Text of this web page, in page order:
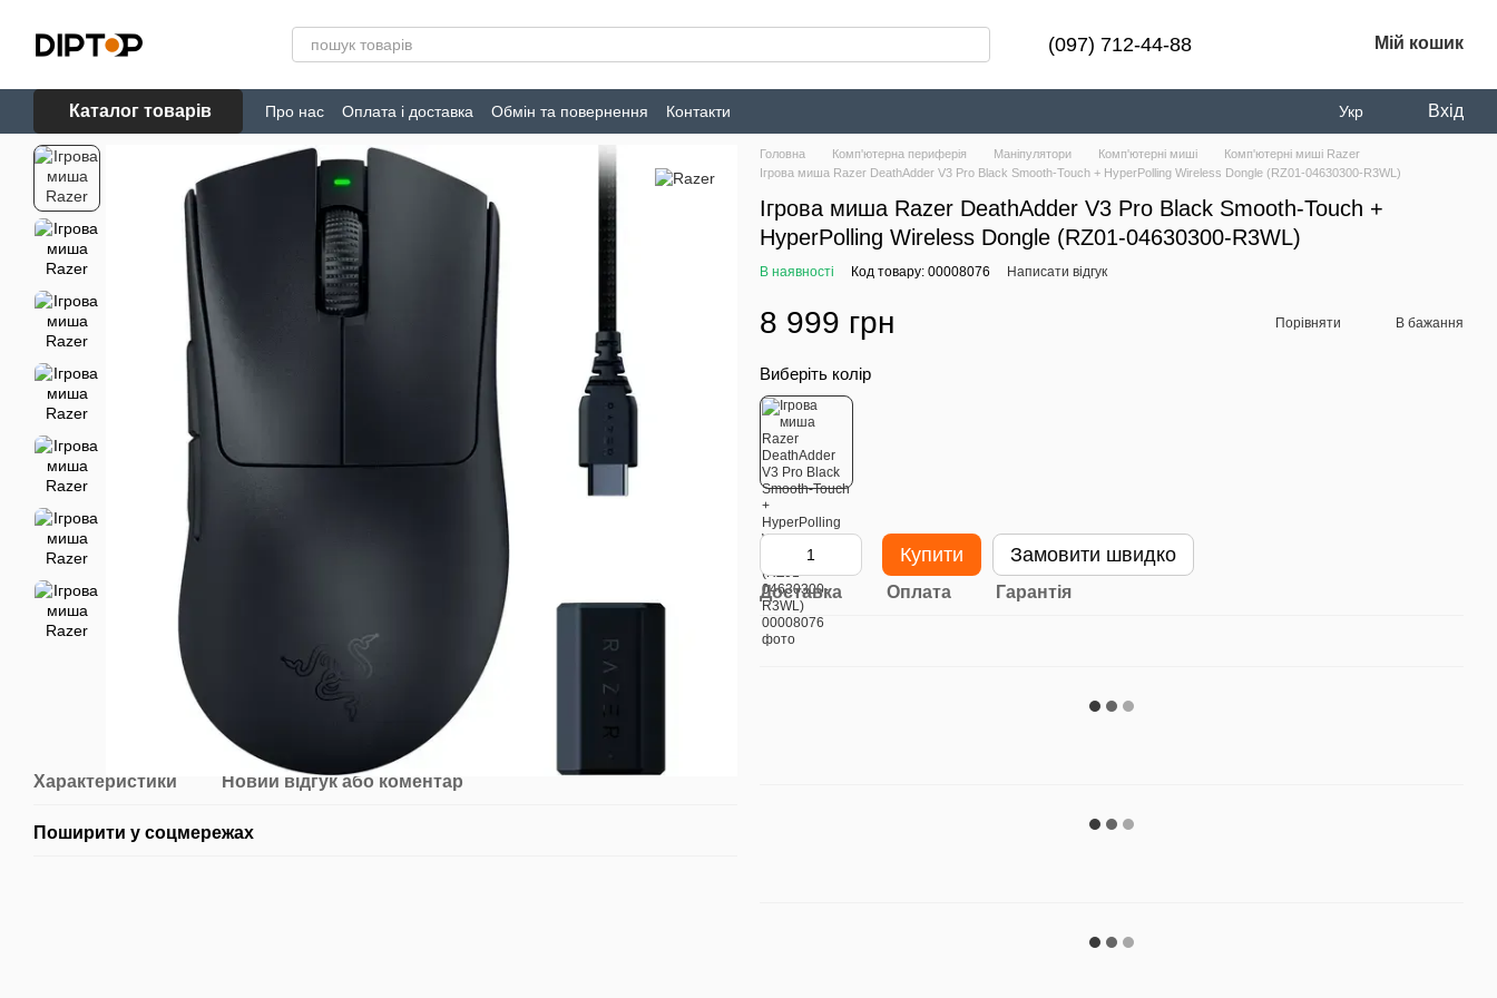
(097) 712-44-88 Мій кошик
Каталог товарів Про нас Оплата і доставка Обмін та повернення Контакти Укр Вхід
Характеристики Новий відгук або коментар
Поширити у соцмережах
Головна Комп'ютерна периферія Маніпулятори Комп'ютерні миші
Комп'ютерні миші Razer
Ігрова миша Razer DeathAdder V3 Pro Black Smooth-Touch + HyperPolling Wireless Dongle (RZ01-04630300-R3WL)
Ігрова миша Razer DeathAdder V3 Pro Black Smooth-Touch +
HyperPolling Wireless Dongle (RZ01-04630300-R3WL)
В наявності Код товару: 00008076 Написати відгук
8 999 грн Порівняти В бажання
Виберіть колір
Купити Замовити швидко
Доставка Оплата Гарантія